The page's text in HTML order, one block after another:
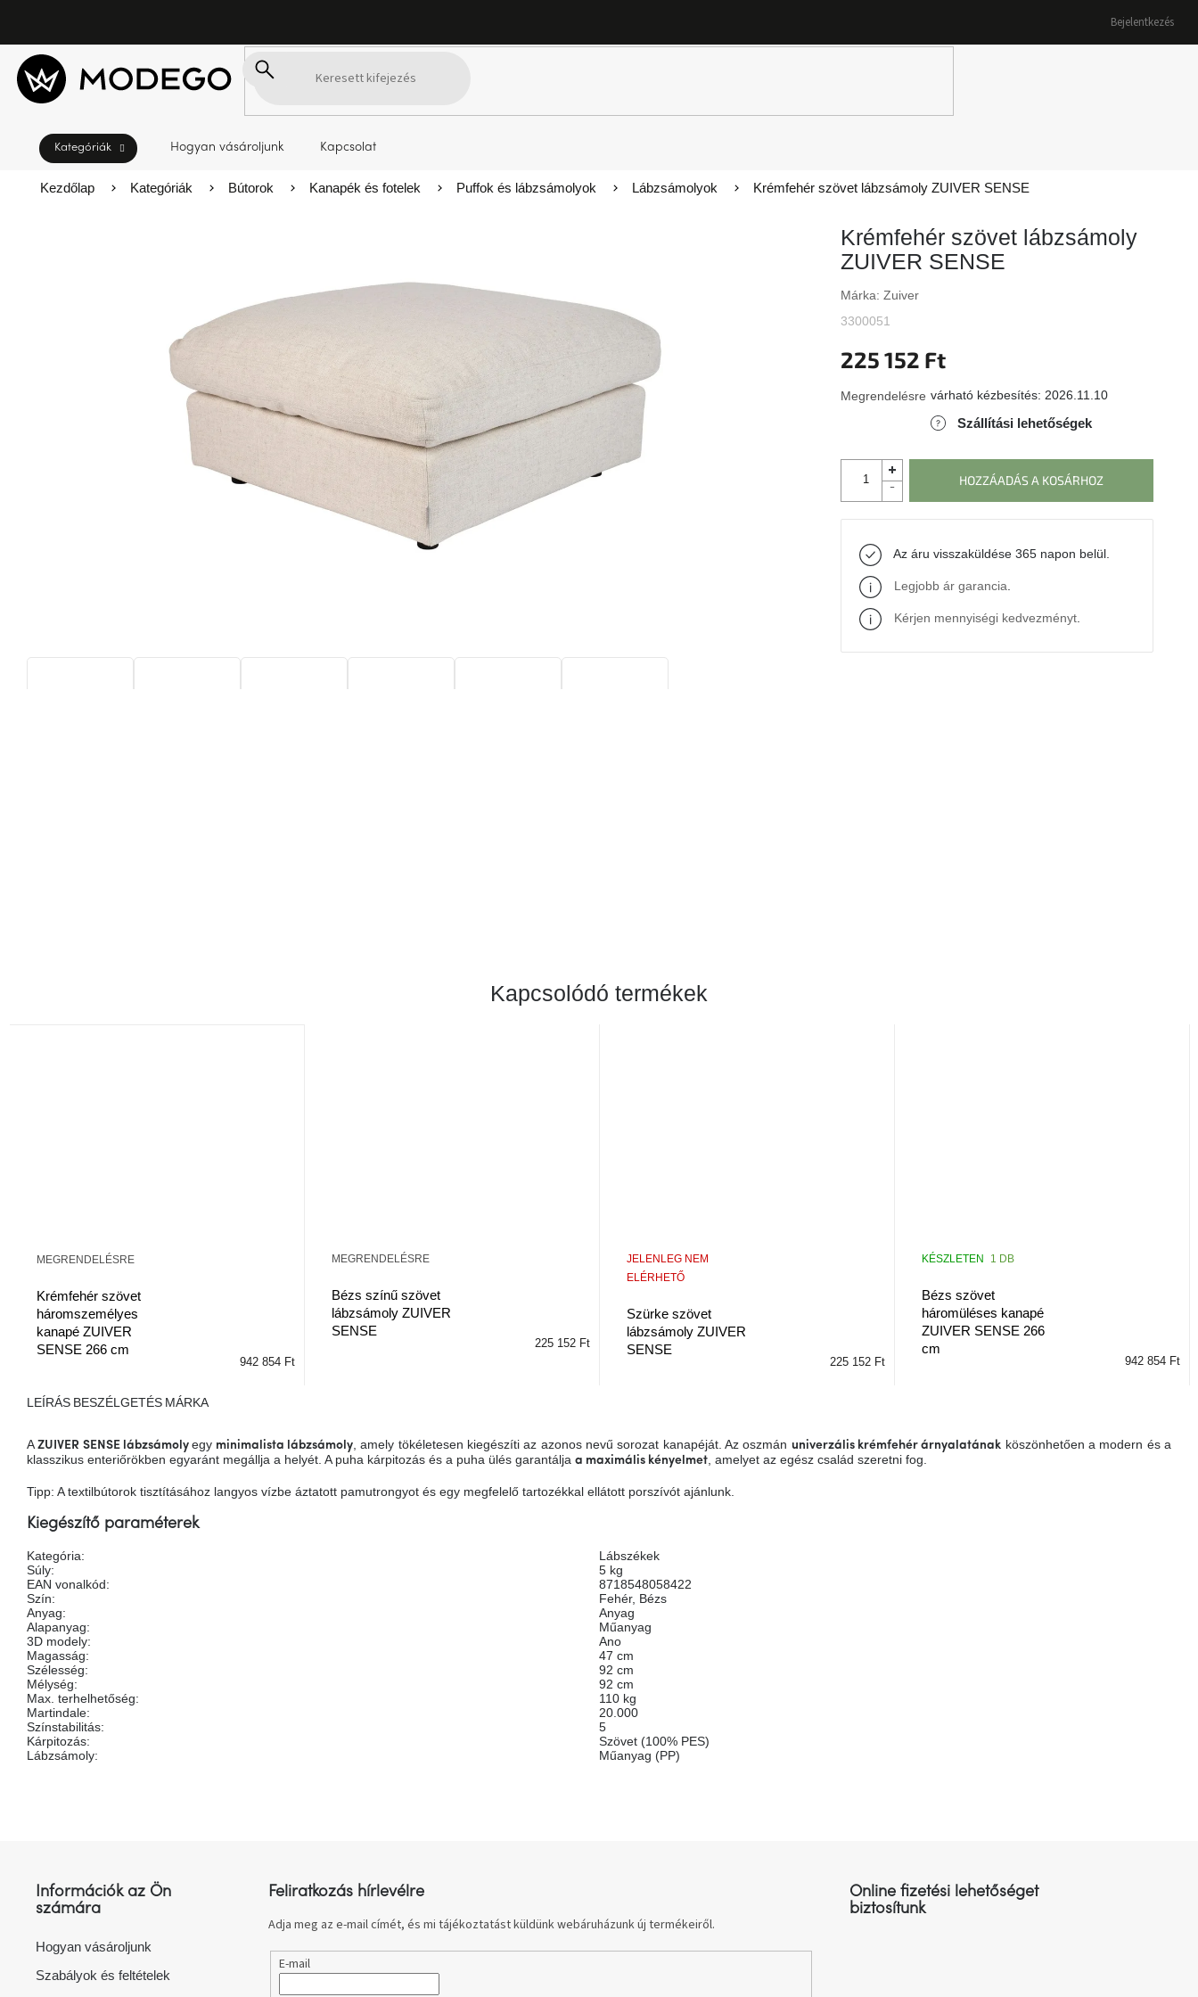
fő
tartalomhoz
Bejelentkezés
Hogyan vásároljunk Kapcsolat
Kezdőlap Kategóriák Bútorok Kanapék és fotelek Puffok és lábzsámolyok Lábzsámolyok Krémfehér szövet lábzsámoly ZUIVER SENSE
Krémfehér szövet lábzsámoly
ZUIVER SENSE
Márka: Zuiver
3300051
225 152 Ft
Megrendelésre várható kézbesítés: 2026.11.10
Szállítási lehetőségek
HOZZÁADÁS A KOSÁRHOZ
Az áru visszaküldése 365 napon belül.
Legjobb ár garancia
Kérjen mennyiségi kedvezményt.
Kapcsolódó termékek
Krémfehér szövet
háromszemélyes
kanapé ZUIVER
SENSE 266 cm
MEGRENDELÉSRE
942 854 Ft
Bézs színű szövet
lábzsámoly ZUIVER
SENSE
MEGRENDELÉSRE
225 152 Ft
Szürke szövet
lábzsámoly ZUIVER
SENSE
JELENLEG NEM
ELÉRHETŐ
225 152 Ft
Bézs szövet
háromüléses kanapé
ZUIVER SENSE 266
cm
KÉSZLETEN 1 DB
942 854 Ft
LEÍRÁS BESZÉLGETÉS MÁRKA
AZUIVER SENSE lábzsámolyegy minimalista lábzsámoly , amely tökéletesen kiegészíti az azonos nevű sorozat kanapéját. Az oszmán univerzális krémfehér árnyalatának köszönhetően a modern és a
klasszikus enteriőrökben egyaránt megállja a helyét. A puha kárpitozás és a puha ülés garantálja a maximális kényelmet , amelyet az egész család szeretni fog.
Tipp: A textilbútorok tisztításához langyos vízbe áztatott pamutrongyot és egy megfelelő tartozékkal ellátott porszívót ajánlunk.
Kiegészítő paraméterek
Kategória:
Lábszékek
Súly:
5 kg
EAN vonalkód:
8718548058422
Szín: Fehér, Bézs
Anyag:
Anyag
Alapanyag:
Műanyag
3D modely:
Ano
Magasság:
47 cm
Szélesség:
92 cm
Mélység:
92 cm
Max. terhelhetőség:
110 kg
Martindale:
20.000
Színstabilitás:
5
Kárpitozás:
Szövet (100% PES)
Lábzsámoly: Műanyag (PP)
Információk az Ön
számára
Hogyan vásároljunk
Szabályok és feltételek
Feliratkozás hírlevélre
Adja meg az e-mail címét, és mi tájékoztatást küldünk webáruházunk új termékeiről.
E-mail
Online fizetési lehetőséget
biztosítunk